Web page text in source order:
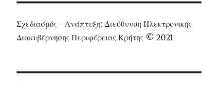
Σχεδιασμός - Ανάπτυξη: Διεύθυνση Ηλεκτρονικής
Διακυβέρνησης Περιφέρειας Κρήτης © 2021